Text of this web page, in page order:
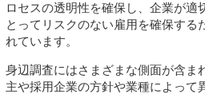
ロセスの透明性を確保し、企業が適
とってリスクのない雇用を確保する
れています。
身辺調査にはさまざまな側面が含ま
主や採用企業の方針や業種によって